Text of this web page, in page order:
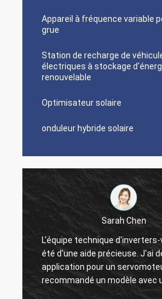
Appareil à fréquence variable
grue
Station de recharge de
électriques à stockage
renouvelable
Optimisateur solaire
onduleur hybride solaire
Sarah Chen
L'équipe technique
été d'une aide précieuse. J'ai
application pour un
recommandé un modèle avec
réponse dynamique supérieure.